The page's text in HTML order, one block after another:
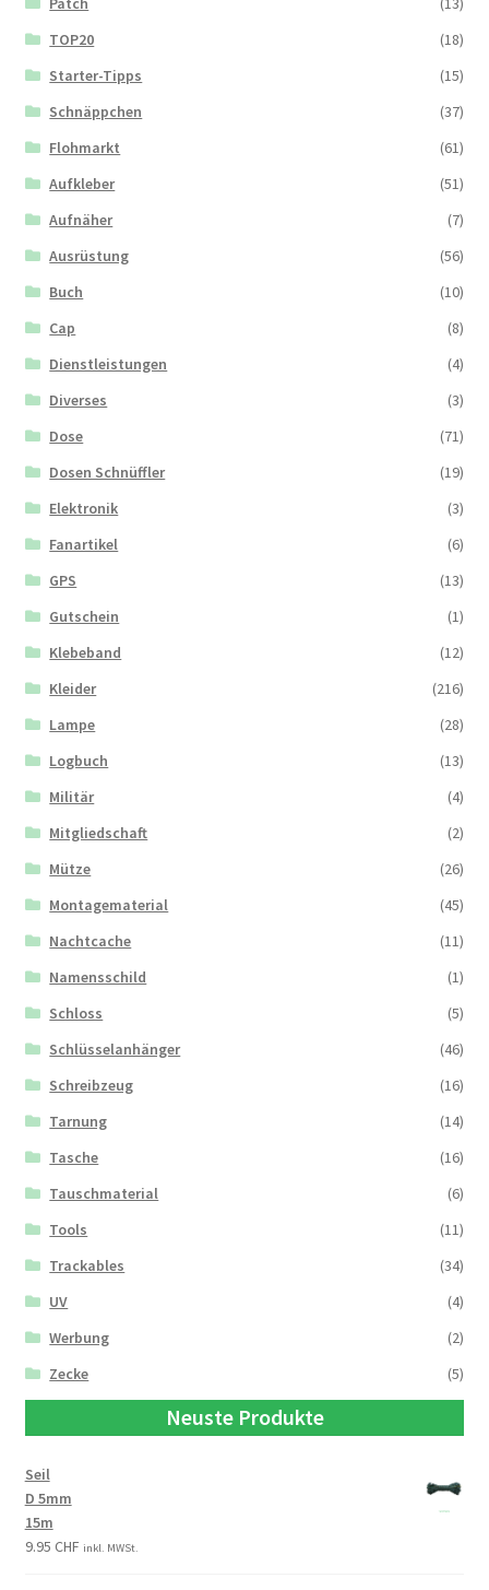
TOP20
(18)
Starter-Tipps
(15)
Schnäppchen
(37)
Flohmarkt
(61)
Aufkleber
(51)
Aufnäher
(7)
Ausrüstung
(56)
Buch
(10)
Cap
(8)
Dienstleistungen
(4)
Diverses
(3)
Dose
(71)
Dosen Schnüffler
(19)
Elektronik
(3)
Fanartikel
(6)
GPS
(13)
Gutschein
(1)
Klebeband
(12)
Kleider
(216)
Lampe
(28)
Logbuch
(13)
Militär
(4)
Mitgliedschaft
(2)
Mütze
(26)
Montagematerial
(45)
Nachtcache
(11)
Namensschild
(1)
Schloss
(5)
Schlüsselanhänger
(46)
Schreibzeug
(16)
Tarnung
(14)
Tasche
(16)
Tauschmaterial
(6)
Tools
(11)
Trackables
(34)
UV
(4)
Werbung
(2)
Zecke
(5)
Neuste Produkte
Seil
D 5mm
15m
9.95 CHF inkl. MWSt.